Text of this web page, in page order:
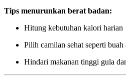
Tips menurunkan berat badan:
Hitung kebutuhan kalori harian
Pilih camilan sehat seperti buah
Hindari makanan tinggi gula